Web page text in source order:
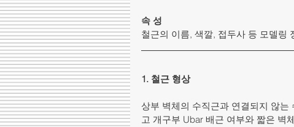
속 성
철근의 이름, 색깔, 접두사 등 모델링
1. 철근 형상
상부 벽체의 수직근과 연결되지 않
고 개구부 Ubar 배근 여부와 짧은 벽